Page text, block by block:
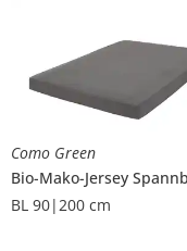
Como Green
BL 90|200 cm